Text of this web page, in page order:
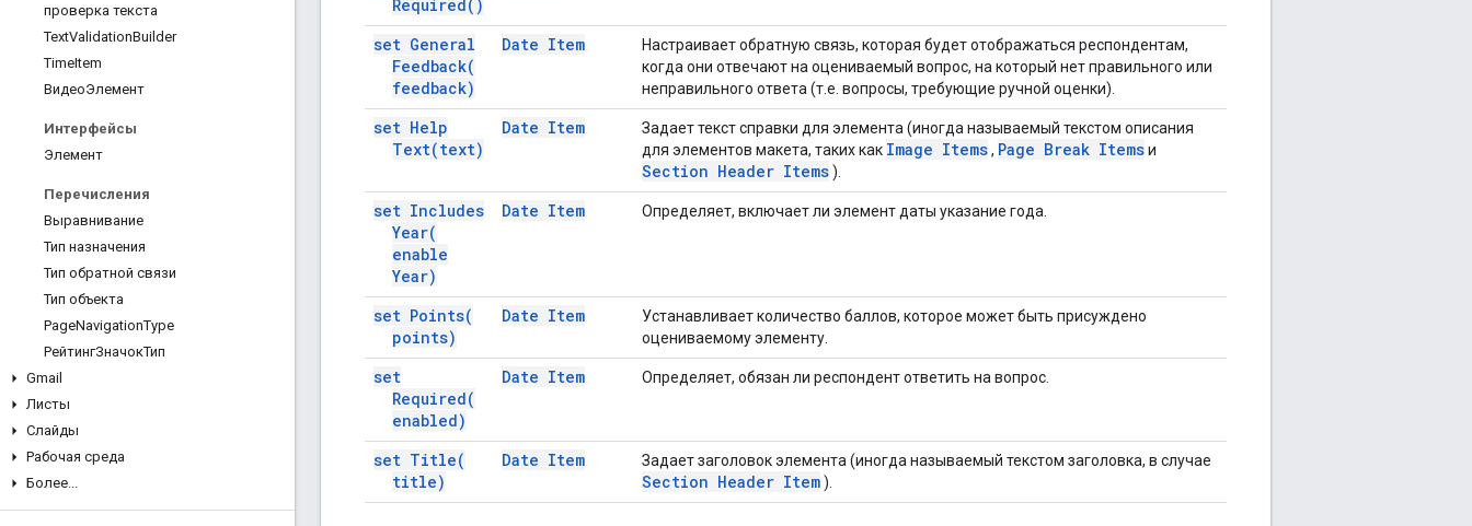
проверка текста
TextValidationBuilder
TimeItem
ВидеоЭлемент
Интерфейсы
Элемент
Перечисления
Выравнивание
Тип назначения
Тип обратной связи
Тип объекта
PageNavigationType
РейтингЗначокТип
Gmail
Листы
Слайды
Рабочая среда
Более...
Required( )
set General
Feedback(
feedback)
Date Item
Настраивает обратную связь, которая будет отображаться респондентам,
когда они отвечают на оцениваемый вопрос, на который нет правильного или
неправильного ответа (т.е. вопросы, требующие ручной оценки).
set Help
Text(text)
Date Item
Задает текст справки для элемента (иногда называемый текстом описания
для элементов макета, таких как Image Items, Page Break Itemsи
Section Header Items).
set Includes
Year(
enable
Year)
Date Item Определяет, включает ли элемент даты указание года.
set Points(
points)
Date Item
Устанавливает количество баллов, которое может быть присуждено
оцениваемому элементу.
set
Required(
enabled)
Date Item Определяет, обязан ли респондент ответить на вопрос.
set Title(
title)
Date Item Задает заголовок элемента (иногда называемый текстом заголовка, в случае
Section Header Item).